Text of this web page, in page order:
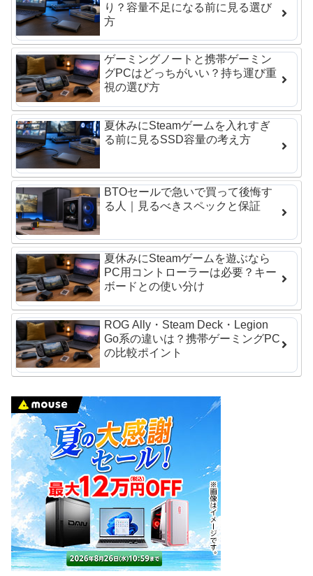
り？容量不足になる前に見る選び
方
ゲーミングノートと携帯ゲーミン
グPCはどっちがいい？持ち運び重
視の選び方
夏休みにSteamゲームを入れすぎ
る前に見るSSD容量の考え方
BTOセールで急いで買って後悔す
る人｜見るべきスペックと保証
夏休みにSteamゲームを遊ぶなら
PC用コントローラーは必要？キー
ボードとの使い分け
ROG Ally・Steam Deck・Legion
Go系の違いは？携帯ゲーミングPC
の比較ポイント